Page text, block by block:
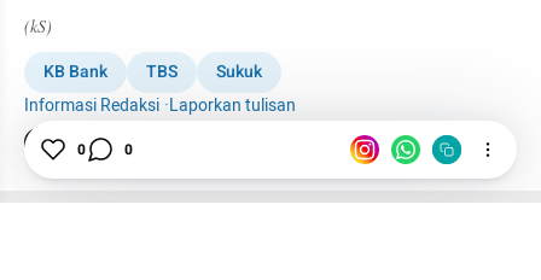
(kS)
KB Bank TBS
Sukuk
Informasi Redaksi ·Laporkan tulisan
Editor Section Tim Editor
0 0